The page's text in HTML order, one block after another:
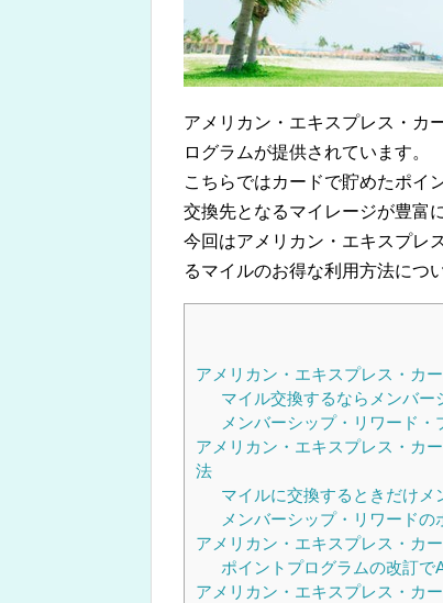
アメリカン・エキスプレス・カ
ログラムが提供されています。
こちらではカードで貯めたポイ
交換先となるマイレージが豊富
今回はアメリカン・エキスプレ
るマイルのお得な利用方法につ
アメリカン・エキスプレス・カ
マイル交換するならメンバー
メンバーシップ・リワード・
アメリカン・エキスプレス・カ
法
マイルに交換するときだけメ
メンバーシップ・リワードの
アメリカン・エキスプレス・カ
ポイントプログラムの改訂
アメリカン・エキスプレス・カ